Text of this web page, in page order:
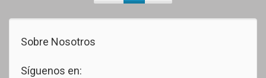
Sobre Nosotros
Síguenos en: